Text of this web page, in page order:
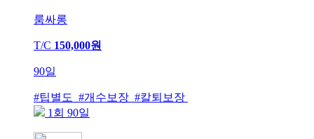
룸싸롱
T/C 150,000원
90일
#팁별도 #개수보장 #칼퇴보장
1회 90일